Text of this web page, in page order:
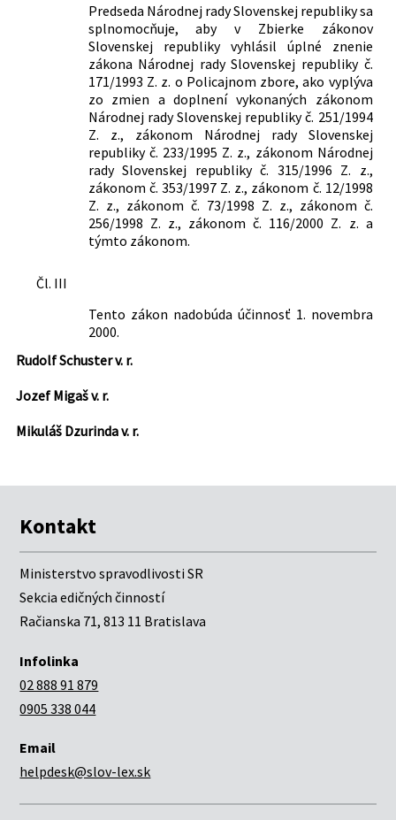
Predseda Národnej rady Slovenskej republiky sa
splnomocňuje, aby v Zbierke zákonov
Slovenskej republiky vyhlásil úplné znenie
zákona Národnej rady Slovenskej republiky č.
171/1993 Z. z. o Policajnom zbore, ako vyplýva
zo zmien a doplnení vykonaných zákonom
Národnej rady Slovenskej republiky č. 251/1994
Z. z., zákonom Národnej rady Slovenskej
republiky č. 233/1995 Z. z., zákonom Národnej
rady Slovenskej republiky č. 315/1996 Z. z.,
zákonom č. 353/1997 Z. z., zákonom č. 12/1998
Z. z., zákonom č. 73/1998 Z. z., zákonom č.
256/1998 Z. z., zákonom č. 116/2000 Z. z. a
týmto zákonom.
Čl. III
Tento zákon nadobúda účinnosť 1. novembra
2000.
Rudolf Schuster v. r.
Jozef Migaš v. r.
Mikuláš Dzurinda v. r.
Kontakt
Ministerstvo spravodlivosti SR
Sekcia edičných činností
Račianska 71, 813 11 Bratislava
Infolinka
02 888 91 879
0905 338 044
Email
helpdesk@slov-lex.sk